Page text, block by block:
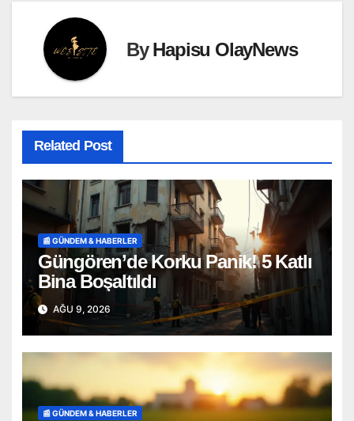
ByHapisu OlayNews
Related Post
📰 GÜNDEM & HABERLER
Güngören’de Korku Panik! 5 Katlı
Bina Boşaltıldı
AĞU 9, 2026
📰 GÜNDEM & HABERLER